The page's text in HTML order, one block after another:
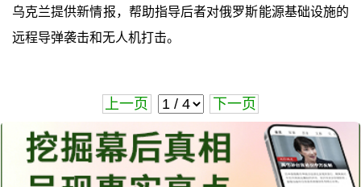
乌克兰提供新情报，帮助指导后者对俄罗斯能源基础设施的
远程导弹袭击和无人机打击。
上一页 下一页